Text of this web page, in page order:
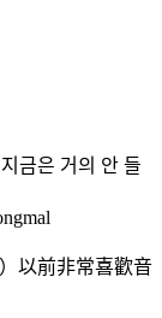
금은 거의 안 들
以前非常喜歡音